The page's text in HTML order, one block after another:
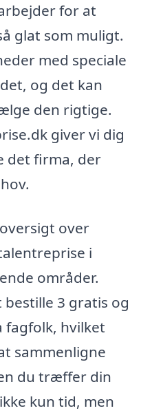
for at
glat som muligt.
med speciale
og det kan
den rigtige.
giver vi dig
det firma, der
over
i
områder.
3 gratis og
hvilket
sammenligne
du træffer din
kun tid, men